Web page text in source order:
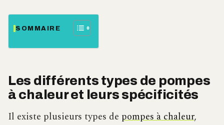
SOMMAIRE
Les différents types de pompes
à chaleur et leurs spécificités
Il existe plusieurs types de pompes à chaleur,